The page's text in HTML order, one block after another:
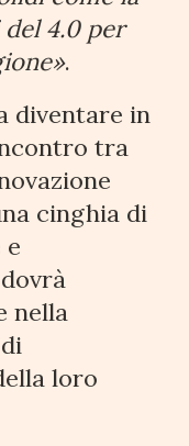
4.0 per
.
diventare in
tra
cinghia di
e
nella
loro